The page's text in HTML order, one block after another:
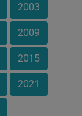
2003
2009
2015
2021